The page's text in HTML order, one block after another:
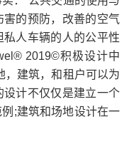
的预防，改善的空气
人车辆的人的公平性
2019©积极设计中
，建筑，和租户可以为
计不仅仅是建立一个
;建筑和场地设计在一